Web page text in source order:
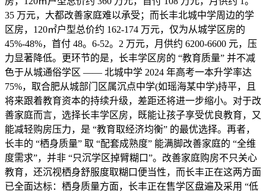
35 万元，大都改善家庭难以承受；而长丰北城中学周边的学
区房，120㎡户型总价约 162-174 万元，仅为从城学区房的
45%-48%，首付 48。6-52。2 万元，月供约 6200-6600 元，压
力显著降低。更环节的是，长丰学区房的 “教育质量” 并不减
色于从城通俗学区 —— 北城中学 2024 年高考一本升学率达
75%，取合肥从城部门区属沉点中学(如瑶海某中学)持平，且
将来跟着教育资本的持续升级，差距还将进一步缩小。对于改
善家庭而言，选择长丰学区房，既能让孩子享受优良教育，又
能减轻购房压力，是 “教育取经济均衡” 的最优选择。再者，
长丰的 “栖身质量” 取 “配套成熟度” 能满脚改善家庭的 “全维
度需求”，并非 “只沉学区掉臂糊口”。改善家庭购房不只关心
教育，还沉视栖身舒服度取糊口便当性，而长丰正在这两方面
已全面达标：栖身质量方面，长丰正在售学区盘遍及采用 “低